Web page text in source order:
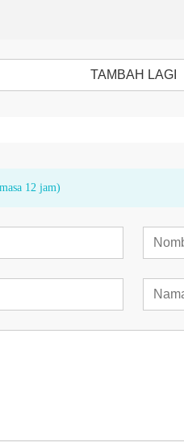
TAMBAH LAGI
12 jam)